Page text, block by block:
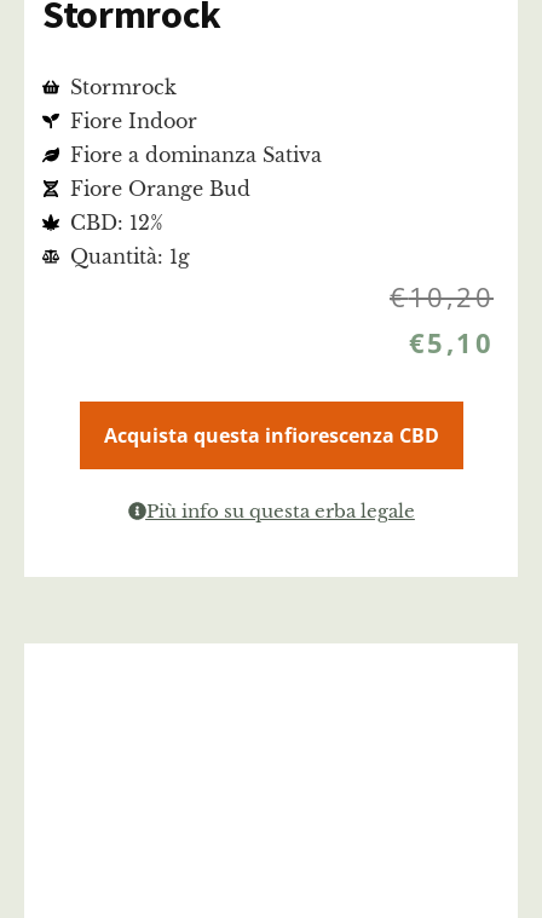
Stormrock
Stormrock
Fiore Indoor
Fiore a dominanza Sativa
Fiore Orange Bud
CBD: 12%
Quantità: 1g
€10,20
€5,10
Acquista questa infiorescenza CBD
Più info su questa erba legale